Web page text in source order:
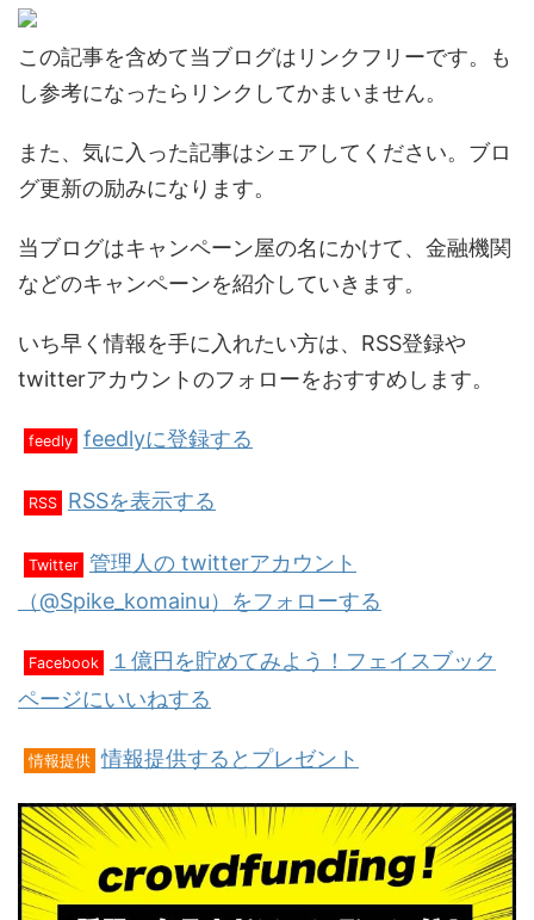
この記事を含めて当ブログはリンクフリーです。も
し参考になったらリンクしてかまいません。
また、気に入った記事はシェアしてください。ブロ
グ更新の励みになります。
当ブログはキャンペーン屋の名にかけて、金融機関
などのキャンペーンを紹介していきます。
いち早く情報を手に入れたい方は、RSS登録や
twitterアカウントのフォローをおすすめします。
feedly feedlyに登録する
RSS RSSを表示する
Twitter 管理人の twitterアカウント
（@Spike_komainu）をフォローする
Facebook
１億円を貯めてみよう！フェイスブック
ページにいいねする
情報提供 情報提供するとプレゼント